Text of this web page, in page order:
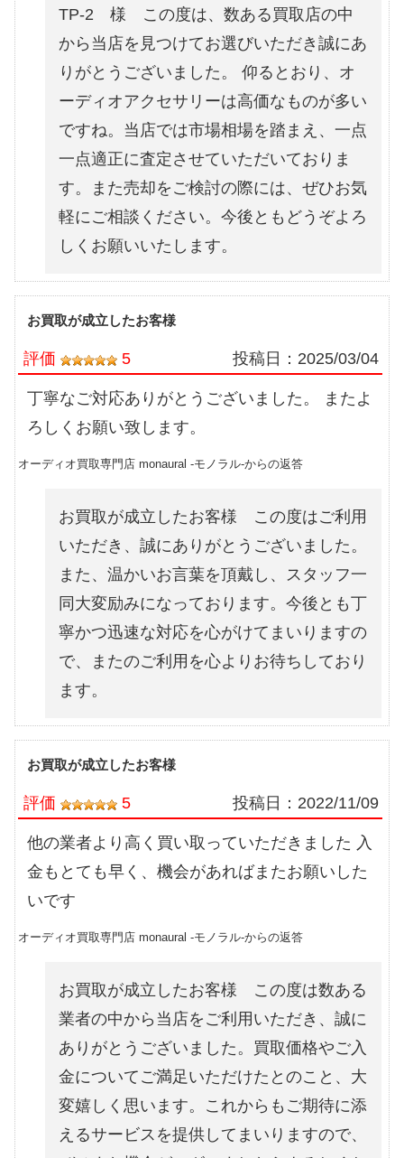
TP-2 様 この度は、数ある買取店の中
から当店を見つけてお選びいただき誠にあ
りがとうございました。 仰るとおり、オ
ーディオアクセサリーは高価なものが多い
ですね。当店では市場相場を踏まえ、一点
一点適正に査定させていただいておりま
す。また売却をご検討の際には、ぜひお気
軽にご相談ください。今後ともどうぞよろ
しくお願いいたします。
お買取が成立したお客様
評価 5 投稿日： 2025/03/04
丁寧なご対応ありがとうございました。 またよ
ろしくお願い致します。
オーディオ買取専門店 monaural -モノラル-からの返答
お買取が成立したお客様 この度はご利用
いただき、誠にありがとうございました。
また、温かいお言葉を頂戴し、スタッフ一
同大変励みになっております。今後とも丁
寧かつ迅速な対応を心がけてまいりますの
で、またのご利用を心よりお待ちしており
ます。
お買取が成立したお客様
評価 5 投稿日： 2022/11/09
他の業者より高く買い取っていただきました 入
金もとても早く、機会があればまたお願いした
いです
オーディオ買取専門店 monaural -モノラル-からの返答
お買取が成立したお客様 この度は数ある
業者の中から当店をご利用いただき、誠に
ありがとうございました。買取価格やご入
金についてご満足いただけたとのこと、大
変嬉しく思います。これからもご期待に添
えるサービスを提供してまいりますので、